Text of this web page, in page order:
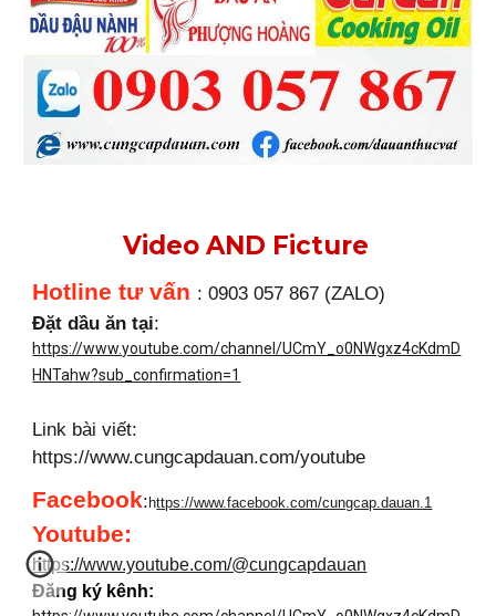
Video AND Ficture
Hotline tư vấn : 0903 057 867 (ZALO)
Đặt dầu ăn tại:
https://www.youtube.com/channel/UCmY_o0NWgxz4cKdmD
HNTahw?sub_confirmation=1
Link bài viết:
https://www.cungcapdauan.com/youtube
Facebook: https://www.facebook.com/cungcap.dauan.1
Youtube:
https://www.youtube.com/@cungcapdauan
Đăng ký kênh: